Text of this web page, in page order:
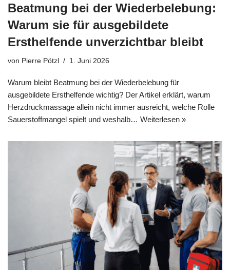
Beatmung bei der Wiederbelebung:
Warum sie für ausgebildete
Ersthelfende unverzichtbar bleibt
von Pierre Pötzl 1. Juni 2026
Warum bleibt Beatmung bei der Wiederbelebung für
ausgebildete Ersthelfende wichtig? Der Artikel erklärt, warum
Herzdruckmassage allein nicht immer ausreicht, welche Rolle
Sauerstoffmangel spielt und weshalb… Weiterlesen »